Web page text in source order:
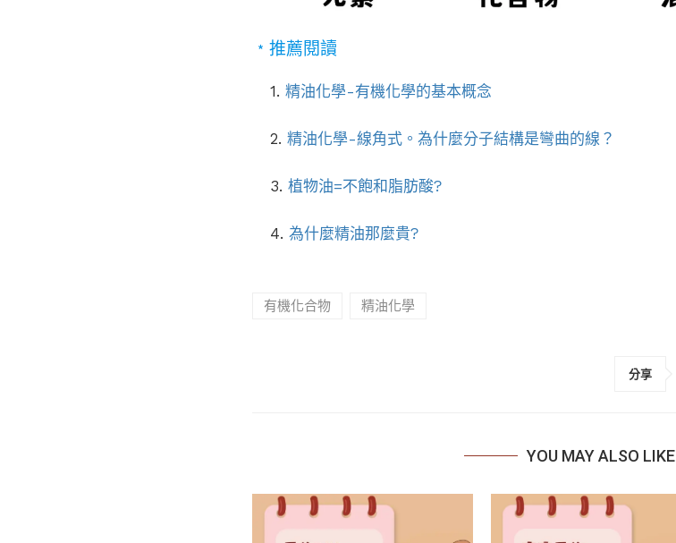
﹡推薦閱讀
1. 精油化學-有機化學的基本概念
2. 精油化學-線角式。為什麼分子結構是彎曲的線？
3. 植物油=不飽和脂肪酸?
4. 為什麼精油那麼貴?
有機化合物 精油化學
分享
YOU MAY ALSO LIKE